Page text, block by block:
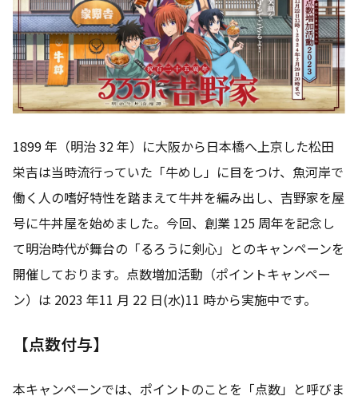
1899 年（明治 32 年）に大阪から日本橋へ上京した松田
栄吉は当時流行っていた「牛めし」に目をつけ、魚河岸で
働く人の嗜好特性を踏まえて牛丼を編み出し、吉野家を屋
号に牛丼屋を始めました。今回、創業 125 周年を記念し
て明治時代が舞台の「るろうに剣心」とのキャンペーンを
開催しております。点数増加活動（ポイントキャンペー
ン）は 2023 年11 月 22 日(水)11 時から実施中です。
【点数付与】
本キャンペーンでは、ポイントのことを「点数」と呼びま